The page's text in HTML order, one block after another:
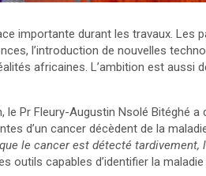
importante durant les travaux. Les
l’introduction de nouvelles
africaines. L’ambition est aussi
le Pr Fleury-Augustin Nsolé Bitéghé
d’un cancer décèdent de la
le cancer est détecté tardivement,
outils capables d’identifier la